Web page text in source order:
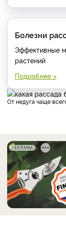
Болезни
Эффективные
растений
Подробнее >
От недуга чаще
РЕКЛАМА